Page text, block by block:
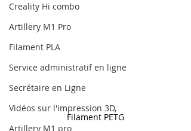
Creality Hi combo
Artillery M1 Pro
Filament PLA
Service administratif en ligne
Secrétaire en Ligne
Vidéos sur l'impression 3D,
Artillery M1 pro
Filament PETG